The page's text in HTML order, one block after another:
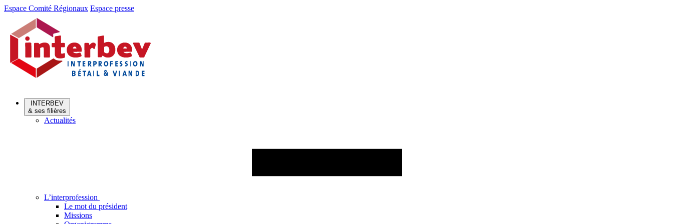
Aller
Aller
contenu
Espace Comité Régionaux Espace presse
INTERBEV
& ses filières
Actualités
L’interprofession
Le mot du président
Missions